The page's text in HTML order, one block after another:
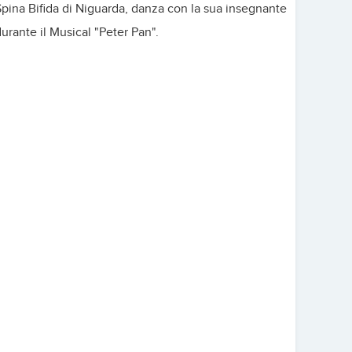
Bifida di Niguarda, danza con la sua insegnante
il Musical "Peter Pan".